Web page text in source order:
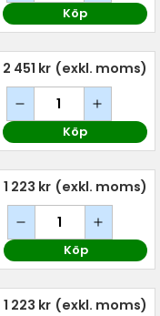
Köp
2 451 kr (exkl. moms)
Köp
1 223 kr (exkl. moms)
Köp
1 223 kr (exkl. moms)